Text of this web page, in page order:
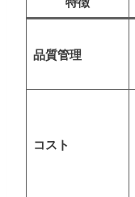
品質管理
コスト